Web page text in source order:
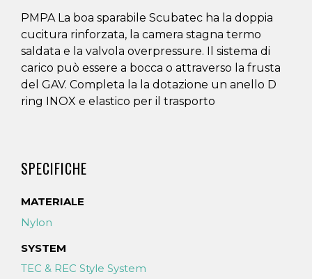
PMPA La boa sparabile Scubatec ha la doppia
cucitura rinforzata, la camera stagna termo
saldata e la valvola overpressure. Il sistema di
carico può essere a bocca o attraverso la frusta
del GAV. Completa la la dotazione un anello D
ring INOX e elastico per il trasporto
SPECIFICHE
MATERIALE
Nylon
SYSTEM
TEC & REC Style System